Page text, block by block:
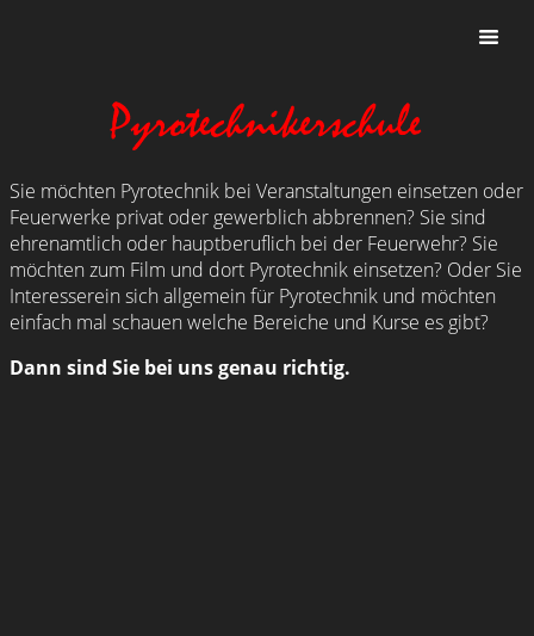
Sie möchten Pyrotechnik bei Veranstaltungen einsetzen oder
Feuerwerke privat oder gewerblich abbrennen? Sie sind
ehrenamtlich oder hauptberuflich bei der Feuerwehr? Sie
möchten zum Film und dort Pyrotechnik einsetzen? Oder Sie
Interesserein sich allgemein für Pyrotechnik und möchten
einfach mal schauen welche Bereiche und Kurse es gibt?
Dann sind Sie bei uns genau richtig.